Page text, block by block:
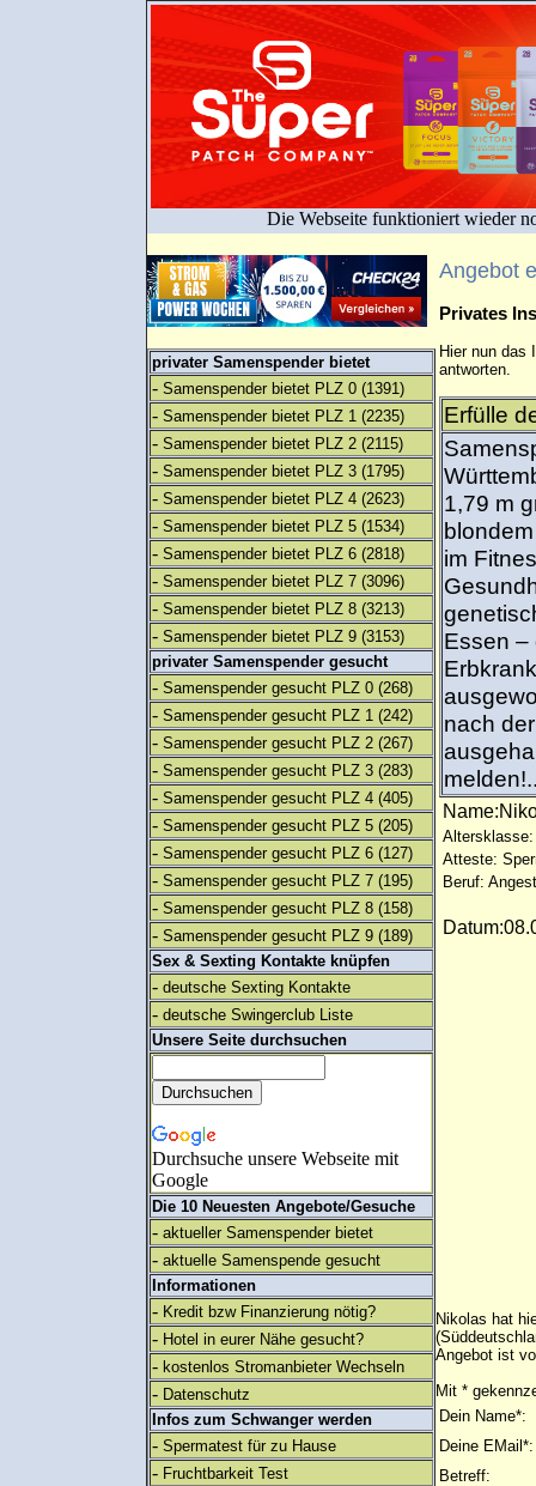
Die Webseite funktioniert wieder
privater Samenspender bietet
- Samenspender bietet PLZ 0 (1391)
- Samenspender bietet PLZ 1 (2235)
- Samenspender bietet PLZ 2 (2115)
- Samenspender bietet PLZ 3 (1795)
- Samenspender bietet PLZ 4 (2623)
- Samenspender bietet PLZ 5 (1534)
- Samenspender bietet PLZ 6 (2818)
- Samenspender bietet PLZ 7 (3096)
- Samenspender bietet PLZ 8 (3213)
- Samenspender bietet PLZ 9 (3153)
privater Samenspender gesucht
- Samenspender gesucht PLZ 0 (268)
- Samenspender gesucht PLZ 1 (242)
- Samenspender gesucht PLZ 2 (267)
- Samenspender gesucht PLZ 3 (283)
- Samenspender gesucht PLZ 4 (405)
- Samenspender gesucht PLZ 5 (205)
- Samenspender gesucht PLZ 6 (127)
- Samenspender gesucht PLZ 7 (195)
- Samenspender gesucht PLZ 8 (158)
- Samenspender gesucht PLZ 9 (189)
Sex & Sexting Kontakte knüpfen
- deutsche Sexting Kontakte
- deutsche Swingerclub Liste
Unsere Seite durchsuchen
Durchsuche unsere Webseite mit
Google
Die 10 Neuesten Angebote/Gesuche
- aktueller Samenspender bietet
- aktuelle Samenspende gesucht
Informationen
- Kredit bzw Finanzierung nötig?
- Hotel in eurer Nähe gesucht?
- kostenlos Stromanbieter Wechseln
- Datenschutz
Infos zum Schwanger werden
- Spermatest für zu Hause
- Fruchtbarkeit Test
Angebot
Privates
Hier nun das
antworten.
Erfülle
1,79 m
im
Essen –
nach
Altersklasse:
Atteste:
Beruf:
Nikolas hat
Angebot ist
Mit *
Dein Name*:
Deine EMail*:
Betreff: